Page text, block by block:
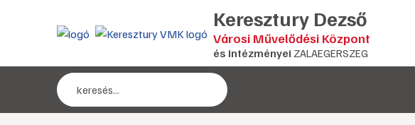
Keresztury Dezső
Városi Művelődési Központ
és intézményei ZALAEGERSZEG